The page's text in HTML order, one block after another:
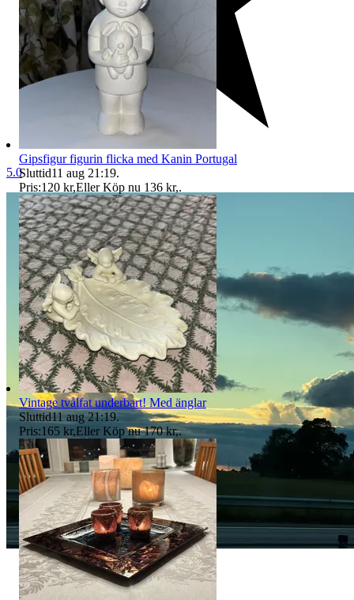
5.0
Gipsfigur figurin flicka med Kanin Portugal
Sluttid11 aug 21:19.
Pris:120 kr,Eller Köp nu 136 kr,.
Vintage tvålfat underbart! Med änglar
Sluttid11 aug 21:19.
Pris:165 kr,Eller Köp nu 170 kr,.